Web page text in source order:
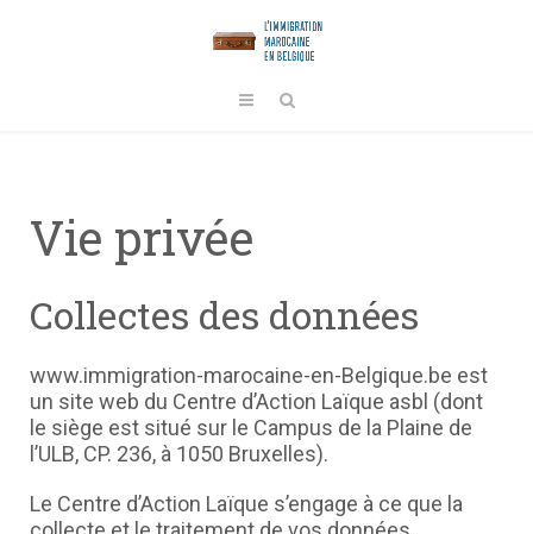
Vie privée
Collectes des données
www.immigration-marocaine-en-Belgique.be est
un site web du Centre d’Action Laïque asbl (dont
le siège est situé sur le Campus de la Plaine de
l’ULB, CP. 236, à 1050 Bruxelles).
Le Centre d’Action Laïque s’engage à ce que la